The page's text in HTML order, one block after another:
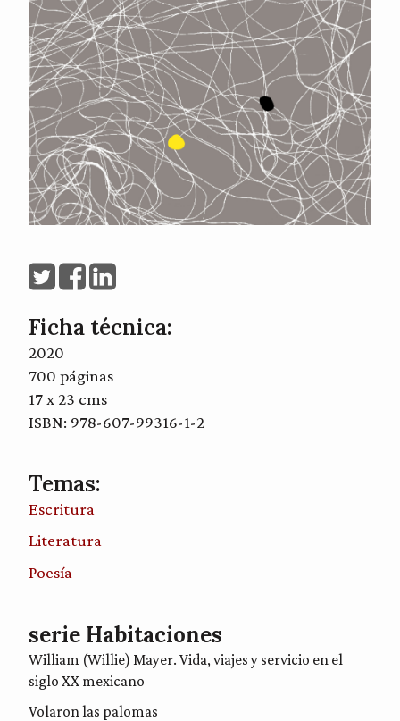
Ficha técnica:
2020
700 páginas
17 x 23 cms
ISBN: 978-607-99316-1-2
Temas:
Escritura
Literatura
Poesía
serie Habitaciones
William (Willie) Mayer. Vida, viajes y servicio en el
siglo XX mexicano
Volaron las palomas